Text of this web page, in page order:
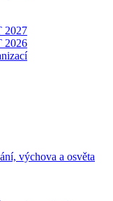
2027
2026
výchova a osvěta